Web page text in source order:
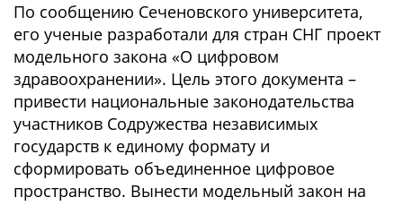
По сообщению Сеченовского университета,
его ученые разработали для стран СНГ проект
модельного закона «О цифровом
здравоохранении». Цель этого документа –
привести национальные законодательства
участников Содружества независимых
государств к единому формату и
сформировать объединенное цифровое
пространство. Вынести модельный закон на